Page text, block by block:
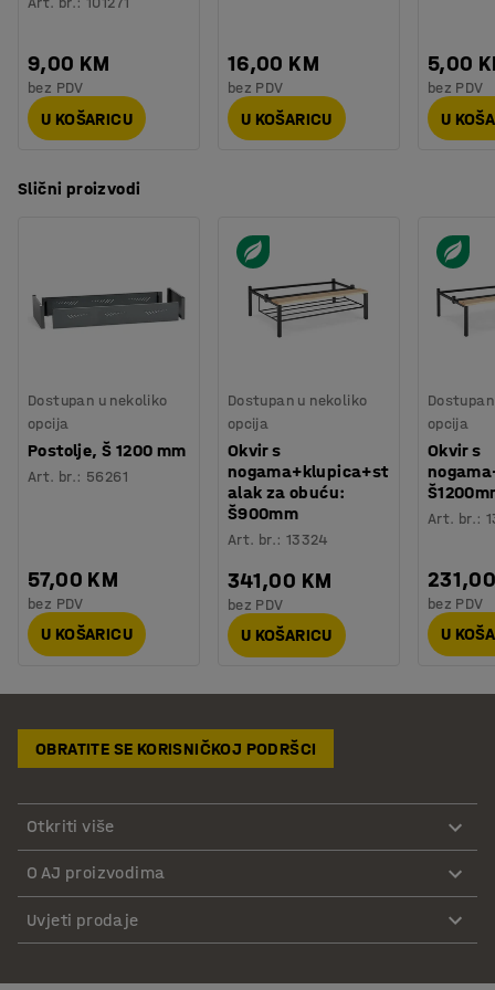
9,00 KM
bez PDV
U KOŠARICU
16,00 KM
bez PDV
U KOŠARICU
5,00
bez PDV
U
Slični proizvodi
Dostupan u nekoliko
opcija
Postolje, Š 1200 mm
Art. br.: 56261
57,00 KM
bez PDV
U KOŠARICU
Dostupan u nekoliko
opcija
Okvir s
nogama+klupica+st
alak za obuću:
Š900mm
Art. br.: 13324
341,00 KM
bez PDV
U KOŠARICU
opcija
Okvir s
Art. br.:
bez PDV
U
OBRATITE SE KORISNIČKOJ PODRŠCI
Otkriti više
O AJ proizvodima
Uvjeti prodaje